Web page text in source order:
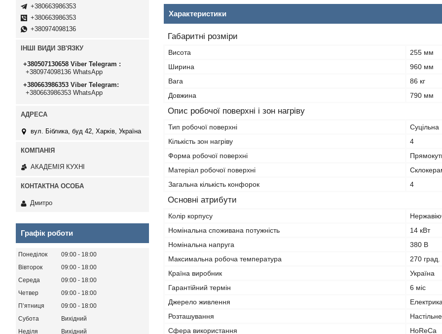
Характеристики
Габаритні розміри
Висота
255 мм
Ширина
960 мм
Вага
86 кг
Довжина
790 мм
Опис робочої поверхні і зон нагріву
Тип робочої поверхні
Суцільна
Кількість зон нагріву
4
Форма робочої поверхні
Матеріал робочої поверхні
Загальна кількість конфорок
4
Основні атрибути
Колір корпусу
Номінальна споживана потужність
14 кВт
Номінальна напруга
380 В
Максимальна робоча температура
270 град.
Країна виробник
Україна
Гарантійний термін
6 міс
Джерело живлення
Електрика
Розташування
Настільне
Сфера використання
HoReCa
+380663986353
+380663986353
+380974098136
ІНШІ ВИДИ ЗВ'ЯЗКУ
+380507130658 Viber Telegram
+380974098136 WhatsApp
+380663986353 Viber Telegram
+380663986353 WhatsApp
вул. Біблика, буд 42, Харків, Україна
АКАДЕМІЯ КУХНІ
Дмитро
Графік роботи
Понеділок 09:00
18:00
Вівторок
09:00
18:00
Середа
09:00
18:00
Четвер
09:00
18:00
Пʼятниця
09:00
18:00
Субота
Вихідний
Неділя
Вихідний